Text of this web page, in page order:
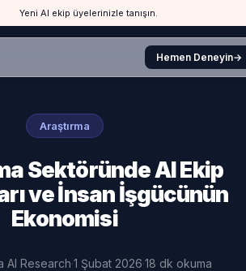
Yeni AI ekip üyelerinizle tanışın.
Hemen Deneyin→
Araştırma
Sektöründe AI Ekip
ve İnsan İşgücünün
Ekonomisi
AI Research·1 Şubat 2026·18 dk okuma